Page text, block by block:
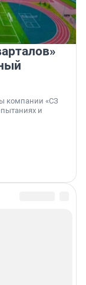
компании «СЗ
и